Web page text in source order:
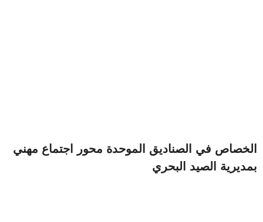
الخصاص في الصناديق الموحدة محور اجتماع مهني
بمديرية الصيد البحري